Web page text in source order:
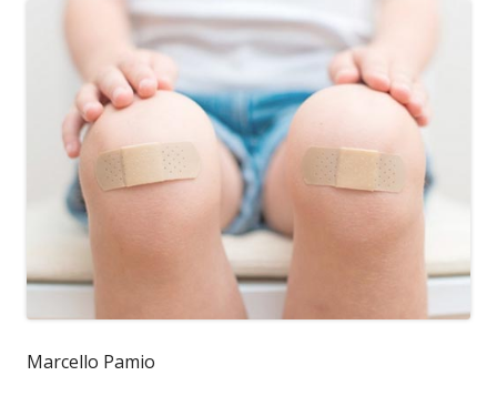
Marcello Pamio